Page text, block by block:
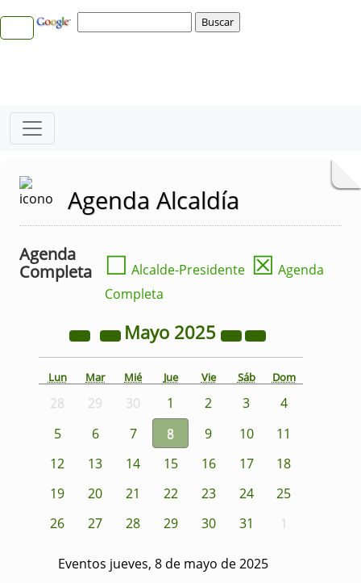
Agenda Alcaldía
Agenda
Completa
☐ Alcalde-Presidente ☒ Agenda
Completa
Mayo 2025
Lun Mar Mié Jue Vie Sáb Dom
28 29 30 1 2 3
4
5
6 7 8 9 10
11
12
13 14 15 16 17
18
19
20 21 22 23 24
25
26
27 28 29 30 31 1
Eventos jueves, 8 de mayo de 2025